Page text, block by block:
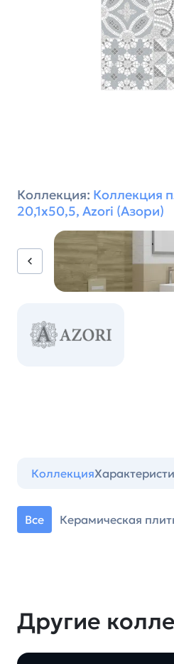
Коллекция: Коллекция
20,1х50,5, Azori (Азори)
Коллекция
Все Керамическая
Другие